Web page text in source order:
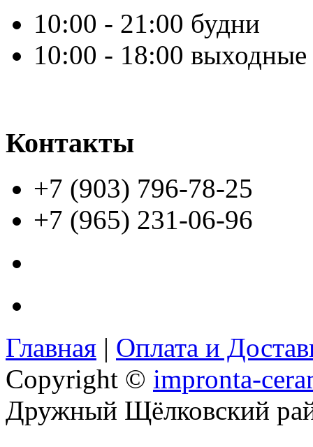
10:00 - 21:00 будни
10:00 - 18:00 выходные
Контакты
+7 (903) 796-78-25
+7 (965) 231-06-96
Главная | Оплата и
Copyright © impronta-
Дружный Щёлковский